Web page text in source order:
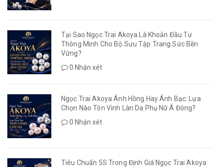
Tại Sao Ngọc Trai Akoya Là Khoản Đầu Tư
Thông Minh Cho Bộ Sưu Tập Trang Sức Bền
Vững?
0 Nhận xét
Ngọc Trai Akoya Ánh Hồng Hay Ánh Bạc: Lựa
Chọn Nào Tôn Vinh Làn Da Phụ Nữ Á Đông?
0 Nhận xét
Tiêu Chuẩn 5S Trong Định Giá Ngọc Trai Akoya: